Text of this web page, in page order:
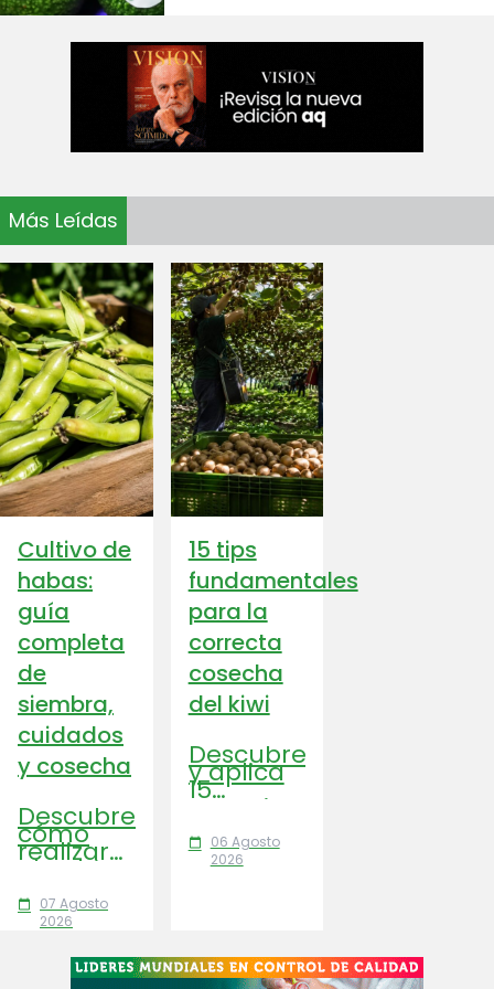
Más Leídas
Cultivo de
habas:
guía
completa
de
siembra,
cuidados
y cosecha
Descubre
cómo
realizar
el cultivo
paso a
paso:
variedades,
suelo,
riego,
calendar_today
07 Agosto
2026
15 tips
fundamentales
para la
correcta
cosecha
del kiwi
Descubre
y aplica
15
consejos
para
optimizar
la
su
calidad y
calendar_today
06 Agosto
2026